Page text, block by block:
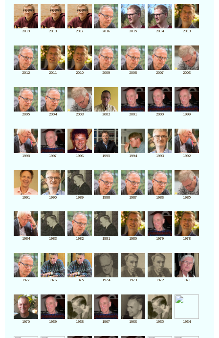
2019 2018 2017 2016 2015 2014 2013
2012 2011 2010 2009 2008 2007 2006
2005 2004 2003 2002 2001 2000 1999
1998 1997 1996 1995 1994 1993 1992
1991 1990 1989 1988 1987 1986 1985
1984 1983 1982 1981 1980 1979 1978
1977 1976 1975 1974 1973 1972 1971
1970 1969 1968 1967 1966 1965 1964